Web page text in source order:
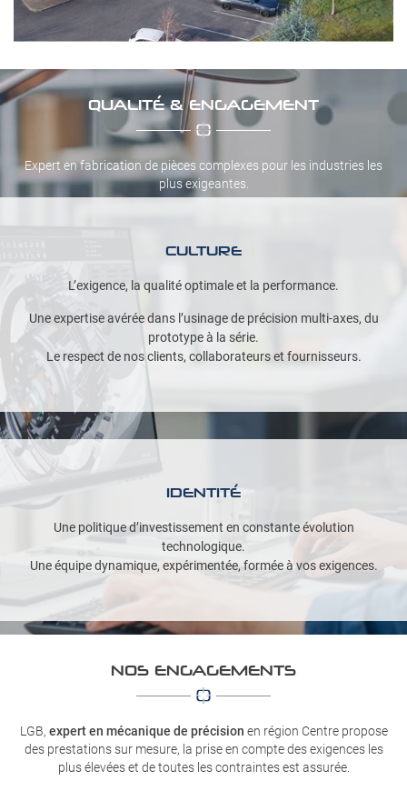
QUALITÉ & ENGAGEMENT
Expert en fabrication de pièces complexes pour les industries les
plus exigeantes.
CULTURE
L’exigence, la qualité optimale et la performance.
Une expertise avérée dans l’usinage de précision multi-axes, du
prototype à la série.
Le respect de nos clients, collaborateurs et fournisseurs.
IDENTITÉ
Une politique d’investissement en constante évolution
technologique.
Une équipe dynamique, expérimentée, formée à vos exigences.
NOS ENGAGEMENTS
LGB, expert en mécanique de précision en région Centre propose
des prestations sur mesure, la prise en compte des exigences les
plus élevées et de toutes les contraintes est assurée.